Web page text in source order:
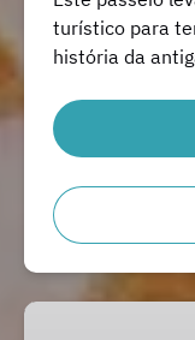
turístico para
história da
Experiências